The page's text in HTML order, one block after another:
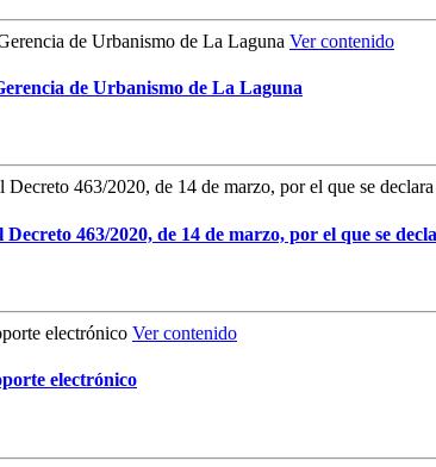
Ver contenido
de Urbanismo de La Laguna
463/2020, de 14 de marzo, por el que se
Ver contenido
electrónico